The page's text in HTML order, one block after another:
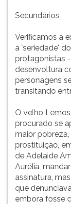
Secundários
Verificamos a
a 'seriedade'
protagonistas -
desenvoltura
personagens
transitando
O velho
procurado se
maior
prostituição,
de Adelaide
Aurélia,
assinatura,
que
embora fosse